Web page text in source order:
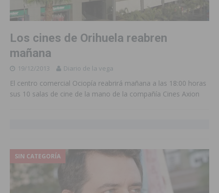
Los cines de Orihuela reabren
mañana
19/12/2013 Diario de la vega
El centro comercial Ociopía reabrirá mañana a las 18:00 horas
sus 10 salas de cine de la mano de la compañía Cines Axion
SIN CATEGORÍA